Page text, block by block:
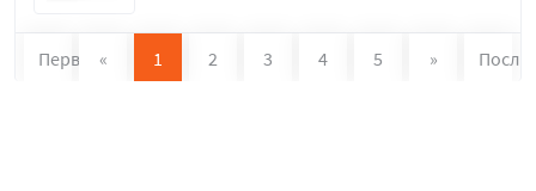
Первая « 1 2 3 4 5 »